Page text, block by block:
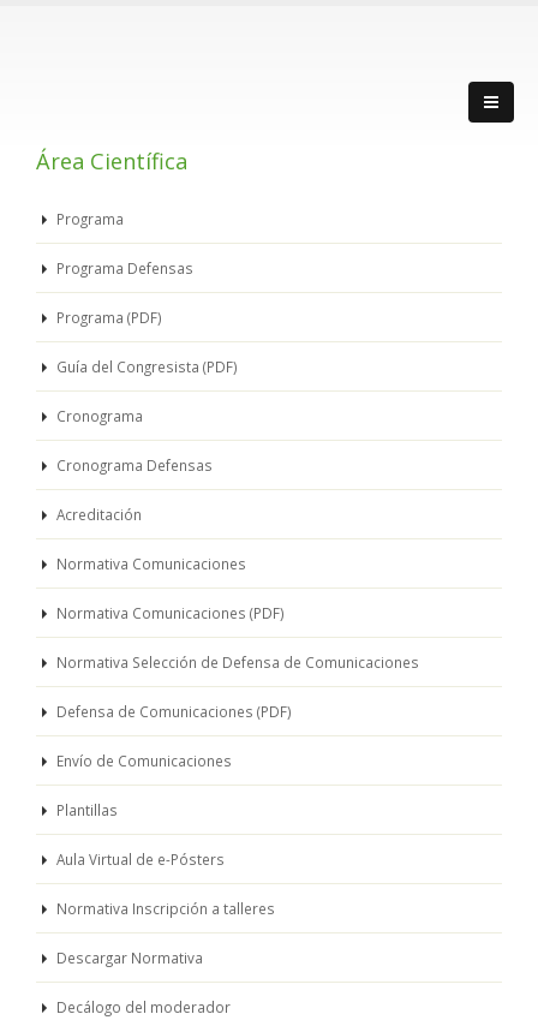
Área Científica
Programa
Programa Defensas
Programa (PDF)
Guía del Congresista (PDF)
Cronograma
Cronograma Defensas
Acreditación
Normativa Comunicaciones
Normativa Comunicaciones (PDF)
Normativa Selección de Defensa de Comunicaciones
Defensa de Comunicaciones (PDF)
Envío de Comunicaciones
Plantillas
Aula Virtual de e-Pósters
Normativa Inscripción a talleres
Descargar Normativa
Decálogo del moderador